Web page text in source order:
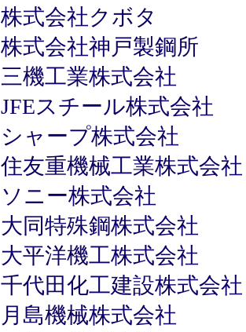
株式会社クボタ
株式会社神戸製鋼所
三機工業株式会社
JFEスチール株式会社
シャープ株式会社
住友重機械工業株式会社
ソニー株式会社
大同特殊鋼株式会社
大平洋機工株式会社
千代田化工建設株式会社
月島機械株式会社